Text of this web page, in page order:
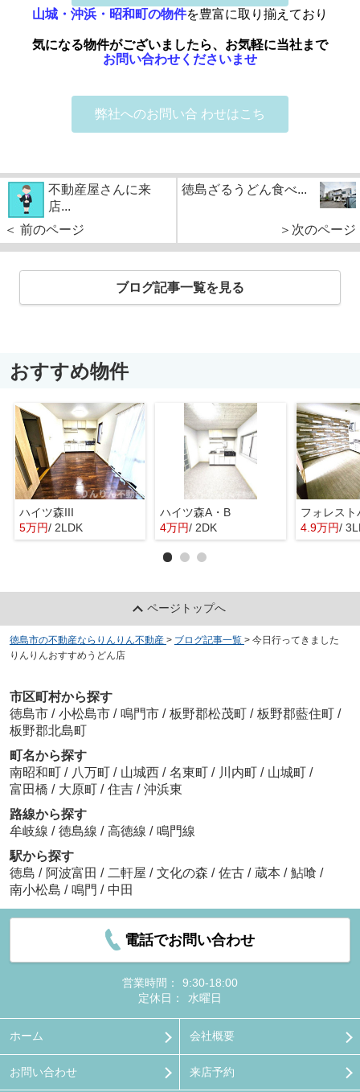
山城・沖浜・昭和町の物件を豊富に取り揃えており
気になる物件がございましたら、お気軽に当社まで
お問い合わせくださいませ
弊社へのお問い合 わせはこち
不動産屋さんに来
店...
＜ 前のページ
徳島ざるうどん食べ...
＞次のページ
ブログ記事一覧を見る
おすすめ物件
ハイツ森III
5万円/ 2LDK
ハイツ森A・B
4万円/ 2DK
フォレスト
4.9万円/
ページトップへ
徳島市の不動産ならりんりん不動産 > ブログ記事一覧 > 今日行ってきました
りんりんおすすめうどん店
市区町村から探す
徳島市 / 小松島市 / 鳴門市 / 板野郡松茂町 / 板野郡藍住町 /
板野郡北島町
町名から探す
南昭和町 / 八万町 / 山城西 / 名東町 / 川内町 / 山城町 /
富田橋 / 大原町 / 住吉 / 沖浜東
路線から探す
牟岐線 / 徳島線 / 高徳線 / 鳴門線
駅から探す
徳島 / 阿波富田 / 二軒屋 / 文化の森 / 佐古 / 蔵本 / 鮎喰 /
南小松島 / 鳴門 / 中田
電話でお問い合わせ
営業時間：
9:30-18:00
定休日：
水曜日
ホーム 会社概要
お問い合わせ 来店予約